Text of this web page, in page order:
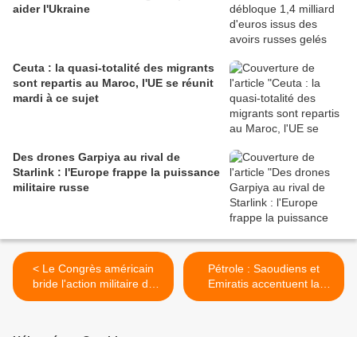
aider l'Ukraine
Ceuta : la quasi-totalité des migrants
sont repartis au Maroc, l'UE se réunit
mardi à ce sujet
Des drones Garpiya au rival de
Starlink : l'Europe frappe la puissance
militaire russe
< Le Congrès américain
bride l'action militaire de
Trump contre l'Iran. Le
Pétrole : Saoudiens et
Emiratis accentuent la
pression sur la Russie, les